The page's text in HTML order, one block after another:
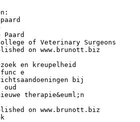
of Veterinary Surgeons
on www.brunott.biz
en kreupelheid
e
bij
therapie&euml;n
on www.brunott.biz